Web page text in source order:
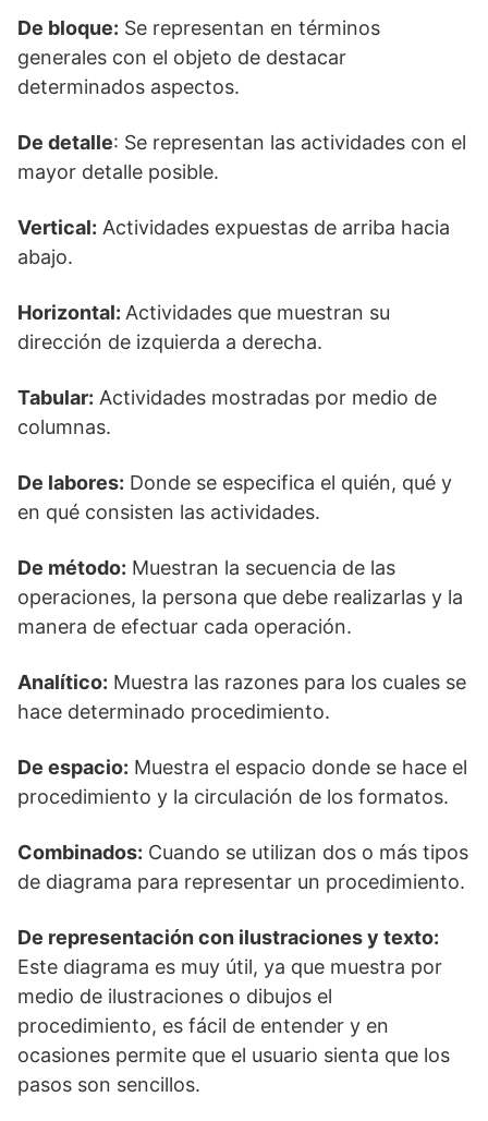
De bloque: Se representan en términos
generales con el objeto de destacar
determinados aspectos.
De detalle: Se representan las actividades con el
mayor detalle posible.
Vertical: Actividades expuestas de arriba hacia
abajo.
Horizontal: Actividades que muestran su
dirección de izquierda a derecha.
Tabular: Actividades mostradas por medio de
columnas.
De labores: Donde se especifica el quién, qué y
en qué consisten las actividades.
De método: Muestran la secuencia de las
operaciones, la persona que debe realizarlas y la
manera de efectuar cada operación.
Analítico: Muestra las razones para los cuales se
hace determinado procedimiento.
De espacio: Muestra el espacio donde se hace el
procedimiento y la circulación de los formatos.
Combinados: Cuando se utilizan dos o más tipos
de diagrama para representar un procedimiento.
De representación con ilustraciones y texto:
Este diagrama es muy útil, ya que muestra por
medio de ilustraciones o dibujos el
procedimiento, es fácil de entender y en
ocasiones permite que el usuario sienta que los
pasos son sencillos.